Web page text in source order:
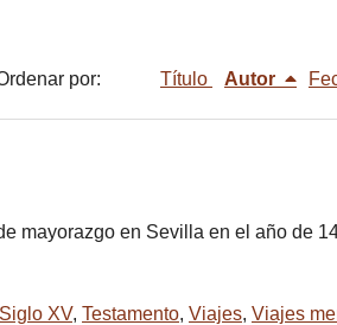
por: Título Autor
mayorazgo en Sevilla en el año de
Siglo XV, Testamento, Viajes, Viajes